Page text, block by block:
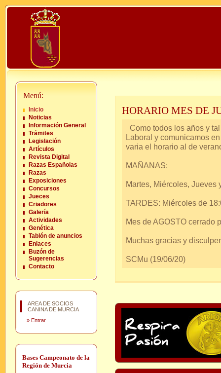
Menú:
Inicio
Noticias
Información General
Trámites
Legislación
Artículos
Revista Digital
Razas Españolas
Razas
Exposiciones
Concursos
Jueces
Criadores
Galería
Actividades
Genética
Tablón de anuncios
Enlaces
Buzón de
Sugerencias
Contacto
AREA DE SOCIOS
CANINA DE MURCIA
» Entrar
Bases Campeonato de la
Región de Murcia
HORARIO MES DE
Como todos los años y
Laboral y comunicamos
varia el horario al de
MAÑANAS:
Martes, Miércoles, Jueves
TARDES: Miércoles de
Mes de AGOSTO cerrado
Muchas gracias y
SCMu (19/06/20)